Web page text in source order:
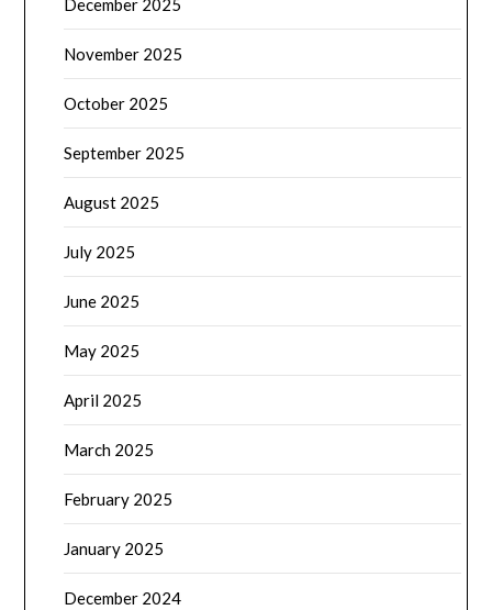
December 2025
November 2025
October 2025
September 2025
August 2025
July 2025
June 2025
May 2025
April 2025
March 2025
February 2025
January 2025
December 2024